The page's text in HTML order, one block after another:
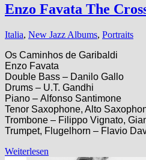
Enzo Favata The
Italia, New Jazz Albums, Portraits
Os Caminhos de Garibaldi
Enzo Favata
Double Bass – Danilo Gallo
Drums – U.T. Gandhi
Piano – Alfonso Santimone
Tenor Saxophone, Alto
Trombone – Filippo Vignato,
Trumpet, Flugelhorn – Flavio
Weiterlesen